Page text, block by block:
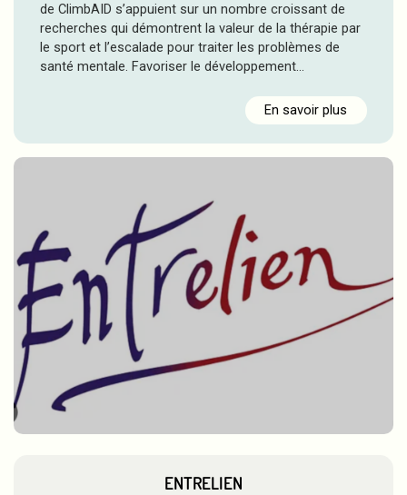
de ClimbAID s’appuient sur un nombre croissant de
recherches qui démontrent la valeur de la thérapie par
le sport et l’escalade pour traiter les problèmes de
santé mentale. Favoriser le développement…
En savoir plus
ENTRELIEN